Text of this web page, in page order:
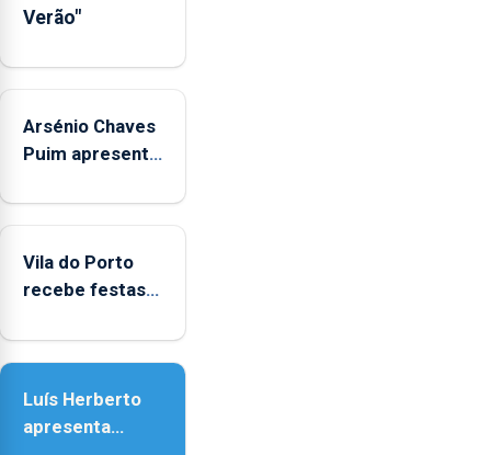
crianças
Verão"
Arsénio Chaves
Puim apresenta
Biblioteca de
Vila do Porto
recebe festas
Nossa Senhora
Luís Herberto
apresenta